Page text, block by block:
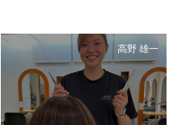
高野 雄一